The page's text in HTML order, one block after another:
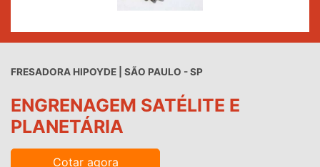
FRESADORA HIPOYDE | SÃO PAULO - SP
ENGRENAGEM SATÉLITE E
PLANETÁRIA
Cotar agora